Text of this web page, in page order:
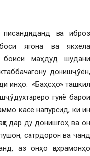
ва иброз
ягона ва якхела
маҳдуд шудани
донишҷўён,
инҳо. «Баҳсҳо» ташкил
гуиё барои
касе напурсид, ки ин
дар ду донишгоҳ ва он
сатрдорон ва чанд
аз онҳо қаҳрамонҳо